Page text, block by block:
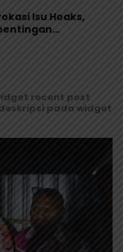
Isu Hoaks,
recent post
pada widget